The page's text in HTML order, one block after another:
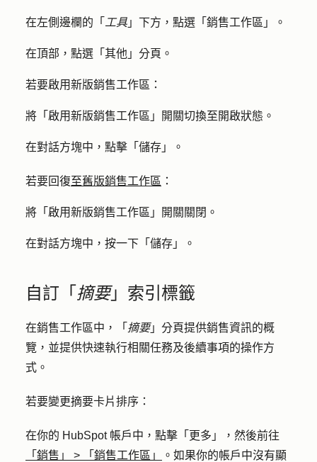
在左側邊欄的「 工具 」下方，點選「 銷售工作區 」。
在頂部，點選「 其他 」分頁。
若要啟用新版銷售工作區：
將「 啟用新版銷售工作區」 開關切換至開啟狀態。
在對話方塊中，點擊「 儲存 」。
若要回復至舊版銷售工作區 ：
將「 啟用新版銷售工作區」 開關關閉。
在對話方塊中，按一下「 儲存 」。
自訂「 摘要」索引標籤
在銷售工作區中，「 摘要」分頁提供銷售資訊的概
覽，並提供快速執行相關任務及後續事項的操作方
式。
若要變更摘要卡片排序：
在你的 HubSpot 帳戶中，點擊 「更多」
，然後前往
「銷售」
> 「銷售工作區」
。如果你的帳戶中沒有顯